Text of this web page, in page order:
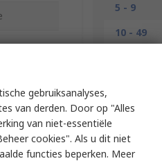
5 - 9
10 - 49
gebruiksanalyses,
van derden. Door op "Alles
van niet-essentiële
cookies". Als u dit niet
functies beperken. Meer